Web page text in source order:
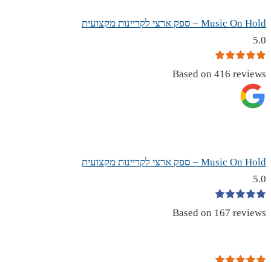
Music On Hold – ספק ארצי לקריינות מקצועית
5.0
Based on 416 reviews
Music On Hold – ספק ארצי לקריינות מקצועית
5.0
Based on 167 reviews